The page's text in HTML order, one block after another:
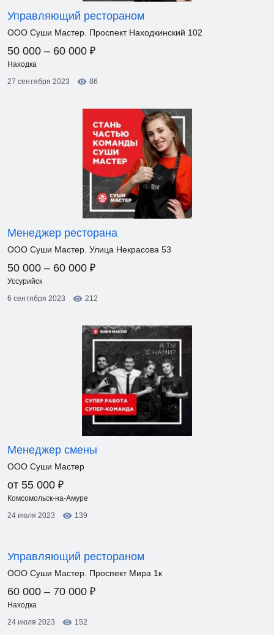
Управляющий рестораном
ООО Суши Мастер. Проспект Находкинский 102
50 000 – 60 000 ₽
Находка
27 сентября 2023
86
Менеджер ресторана
ООО Суши Мастер. Улица Некрасова 53
50 000 – 60 000 ₽
Уссурийск
6 сентября 2023
212
Менеджер смены
ООО Суши Мастер
от 55 000 ₽
Комсомольск-на-Амуре
24 июля 2023
139
Управляющий рестораном
ООО Суши Мастер. Проспект Мира 1к
60 000 – 70 000 ₽
Находка
24 июля 2023
152